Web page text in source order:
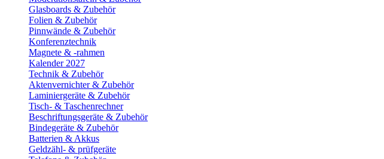
Glasboards & Zubehör
Folien & Zubehör
Pinnwände & Zubehör
Konferenztechnik
Magnete & -rahmen
Kalender 2027
Technik & Zubehör
Aktenvernichter & Zubehör
Laminiergeräte & Zubehör
Tisch- & Taschenrechner
Beschriftungsgeräte & Zubehör
Bindegeräte & Zubehör
Batterien & Akkus
Geldzähl- & prüfgeräte